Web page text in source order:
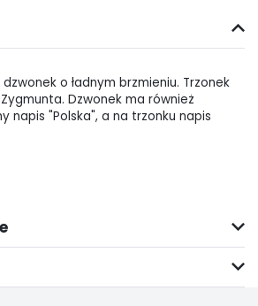
o ładnym brzmieniu. Trzonek
Dzwonek ma również
napis "Polska", a na trzonku napis